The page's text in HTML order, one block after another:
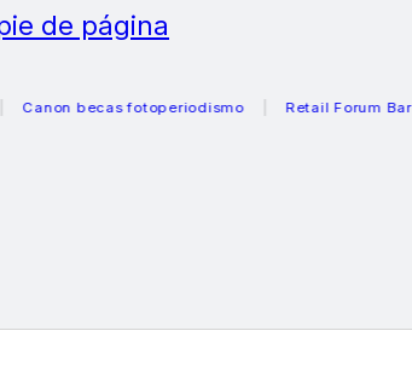
de página
becas fotoperiodismo Retail Forum